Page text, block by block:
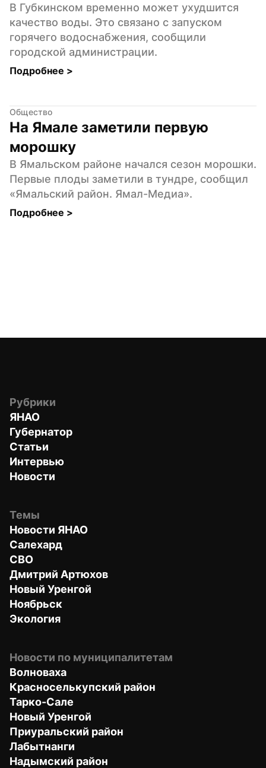
В Губкинском временно может ухудшится
качество воды. Это связано с запуском
горячего водоснабжения, сообщили
городской администрации.
Подробнее >
Общество
На Ямале заметили первую
морошку
В Ямальском районе начался сезон морошки.
Первые плоды заметили в тундре, сообщил
«Ямальский район. Ямал-Медиа».
Подробнее >
Рубрики
ЯНАО
Губернатор
Статьи
Интервью
Новости
Темы
Новости ЯНАО
Салехард
СВО
Дмитрий Артюхов
Новый Уренгой
Ноябрьск
Экология
Новости по муниципалитетам
Волноваха
Красноселькупский район
Тарко-Сале
Новый Уренгой
Приуральский район
Лабытнанги
Надымский район